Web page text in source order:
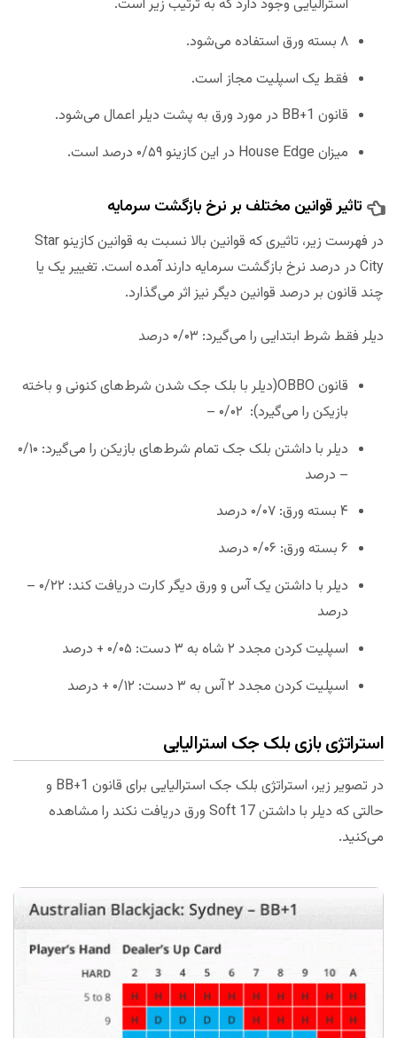
استرالیایی وجود دارد که به ترتیب زیر است.
۸ بسته ورق استفاده می‌شود.
فقط یک اسپلیت مجاز است.
قانون BB+1 در مورد ورق به پشت دیلر اعمال می‌شود.
میزان House Edge در این کازینو ۰/۵۹ درصد است.
تاثیر قوانین مختلف بر نرخ بازگشت سرمایه
در فهرست زیر، تاثیری که قوانین بالا نسبت به قوانین کازینو Star
City در درصد نرخ بازگشت سرمایه دارند آمده است. تغییر یک یا
چند قانون بر درصد قوانین دیگر نیز اثر می‌گذارد.
دیلر فقط شرط ابتدایی را می‌گیرد: ۰/۰۳ درصد
قانون OBBO(دیلر با بلک جک شدن شرط‌های کنونی و باخته
بازیکن را می‌گیرد): ۰/۰۲ –
دیلر با داشتن بلک جک تمام شرط‌های بازیکن را می‌گیرد: ۰/۱۰
– درصد
۴ بسته ورق: ۰/۰۷ درصد
۶ بسته ورق: ۰/۰۶ درصد
دیلر با داشتن یک آس و ورق دیگر کارت دریافت کند: ۰/۲۲ –
درصد
اسپلیت کردن مجدد ۲ شاه به ۳ دست: ۰/۰۵ + درصد
اسپلیت کردن مجدد ۲ آس به ۳ دست: ۰/۱۲ + درصد
استراتژی بازی بلک جک استرالیایی
در تصویر زیر، استراتژی بلک جک استرالیایی برای قانون BB+1 و
حالتی که دیلر با داشتن Soft 17 ورق دریافت نکند را مشاهده
می‌کنید.